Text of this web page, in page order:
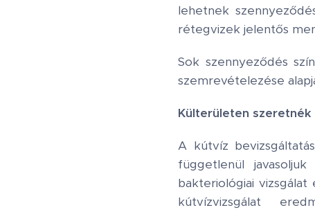
lehetnek
rétegvizek jelentős
Sok szennyeződés
szemrevételezése
Külterületen
A kútvíz
függetlenül
bakteriológiai
kútvízvizsgálat